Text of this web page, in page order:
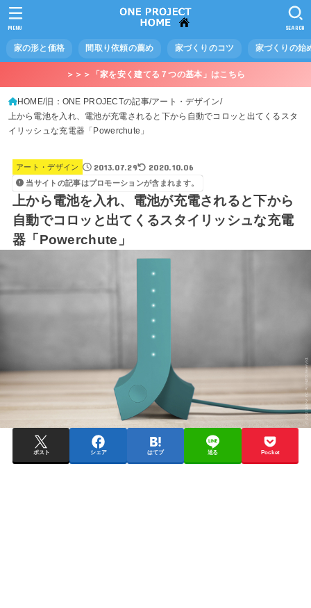
家の形と価格 間取り依頼の薦め 家づくりのコツ 家づくりの始
SEARCH
MENU
＞＞＞「家を安く建てる７つの基本」はこちら
HOME 旧：ONE PROJECTの記事 アート・デザイン
上から電池を入れ、電池が充電されると下から自動でコロッと出てくるスタ
イリッシュな充電器「Powerchute」
アート・デザイン 2013.07.29 2020.10.06
当サイトの記事はプロモーションが含まれます。
上から電池を入れ、電池が充電されると下から
自動でコロッと出てくるスタイリッシュな充電
器「Powerchute」
ポスト シェア はてブ 送る Pocket